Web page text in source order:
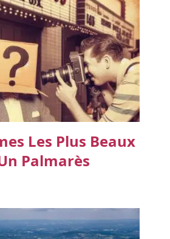
Les Plus Beaux
Palmarès